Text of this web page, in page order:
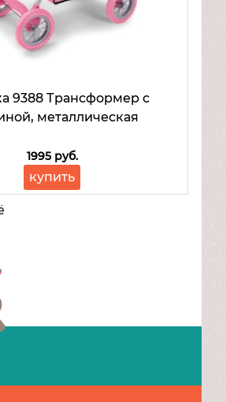
9388 Трансформер с
металлическая
1995 руб.
купить